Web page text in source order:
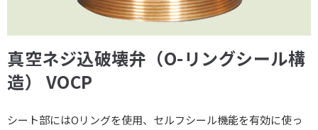
真空ネジ込破壊弁（O-リングシール構
造） VOCP
シート部にはOリングを使用、セルフシール機能を有効に使っ